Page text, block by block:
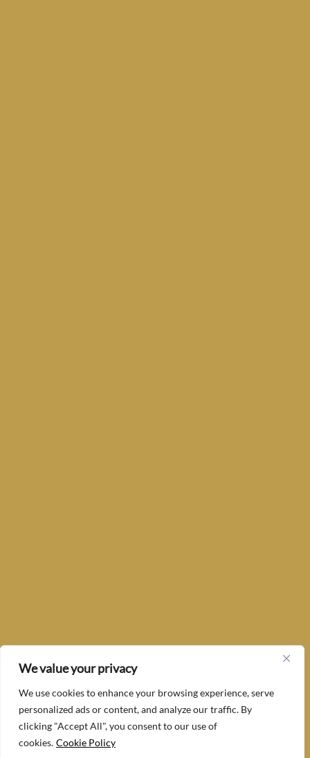
We value your privacy
We use cookies to enhance your browsing experience, serve
personalized ads or content, and analyze our traffic. By
clicking "Accept All", you consent to our use of
cookies. Cookie Policy